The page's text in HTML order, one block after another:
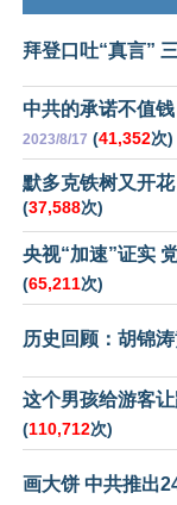
拜登口吐“真言”
中共的承诺不值
2023/8/17 (41,352次)
默多克铁树又开
(37,588次)
央视“加速”证实
(65,211次)
历史回顾：胡锦
这个男孩给游客
(110,712次)
画大饼 中共推出